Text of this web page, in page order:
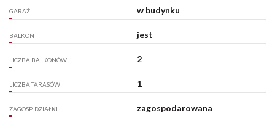
GARAŻ w budynku
BALKON jest
LICZBA BALKONÓW 2
LICZBA TARASÓW 1
ZAGOSP. DZIAŁKI zagospodarowana